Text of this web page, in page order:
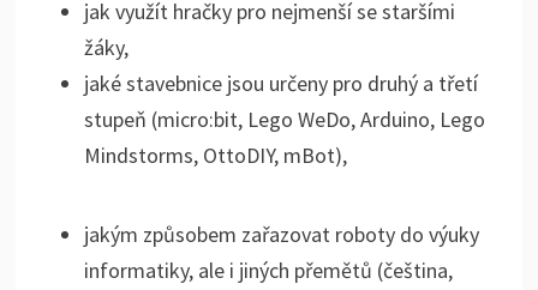
jak využít hračky pro nejmenší se staršími
žáky,
jaké stavebnice jsou určeny pro druhý a třetí
stupeň (micro:bit, Lego WeDo, Arduino, Lego
Mindstorms, OttoDIY, mBot),
jakým způsobem zařazovat roboty do výuky
informatiky, ale i jiných přemětů (čeština,